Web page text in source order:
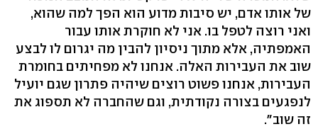
של אותו אדם, יש סיבות מדוע הוא הפך למה שהוא,
ואני רוצה לטפל בו. אני לא חוקרת אותו עבור
האמפתיה, אלא מתוך ניסיון להבין מה יגרום לו לבצע
שוב את העבירות האלה. אנחנו לא מפחיתים בחומרת
העבירות, אנחנו פשוט רוצים שיהיה פתרון שגם יועיל
לנפגעים בצורה נקודתית, וגם שהחברה לא תספוג את
זה שוב".